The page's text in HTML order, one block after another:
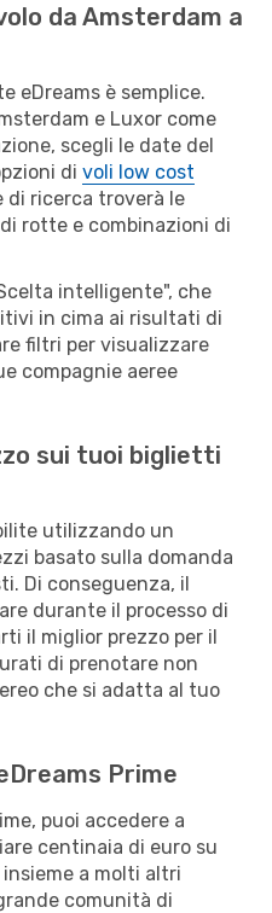
da Amsterdam a
eDreams è semplice.
e Luxor come
scegli le date del
di voli low cost
di ricerca troverà le
rotte e combinazioni di
intelligente", che
in cima ai risultati di
filtri per visualizzare
compagnie aeree
sui tuoi biglietti
utilizzando un
basato sulla domanda
Di conseguenza, il
durante il processo di
il miglior prezzo per il
di prenotare non
che si adatta al tuo
Prime
puoi accedere a
centinaia di euro su
a molti altri
comunità di